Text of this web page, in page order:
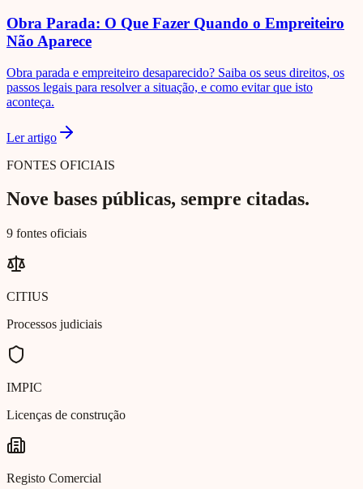
Obra Parada: O Que Fazer Quando o Empreiteiro
Não Aparece
Obra parada e empreiteiro desaparecido? Saiba os seus direitos, os
passos legais para resolver a situação, e como evitar que isto
aconteça.
Ler artigo
FONTES OFICIAIS
Nove bases públicas, sempre citadas.
9 fontes oficiais
CITIUS
Processos judiciais
IMPIC
Licenças de construção
Registo Comercial